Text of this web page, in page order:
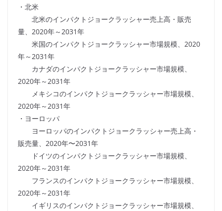
・北米
北米のインパクトジョークラッシャー売上高・販売
量、2020年～2031年
米国のインパクトジョークラッシャー市場規模、2020
年～2031年
カナダのインパクトジョークラッシャー市場規模、
2020年～2031年
メキシコのインパクトジョークラッシャー市場規模、
2020年～2031年
・ヨーロッパ
ヨーロッパのインパクトジョークラッシャー売上高・
販売量、2020年〜2031年
ドイツのインパクトジョークラッシャー市場規模、
2020年～2031年
フランスのインパクトジョークラッシャー市場規模、
2020年～2031年
イギリスのインパクトジョークラッシャー市場規模、